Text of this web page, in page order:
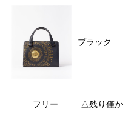
ブラック
フリー △残り僅か